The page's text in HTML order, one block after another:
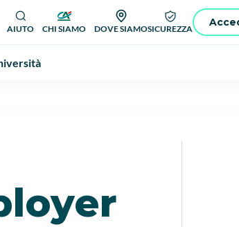
AIUTO CHI SIAMO DOVE SIAMOSICUREZZA